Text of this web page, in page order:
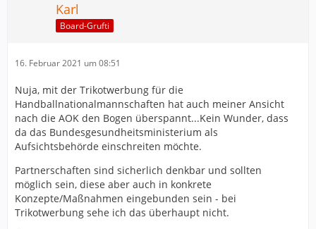
Karl
Board-Grufti
16. Februar 2021 um 08:51
Nuja, mit der Trikotwerbung für die
Handballnationalmannschaften hat auch meiner Ansicht
nach die AOK den Bogen überspannt...Kein Wunder, dass
da das Bundesgesundheitsministerium als
Aufsichtsbehörde einschreiten möchte.
Partnerschaften sind sicherlich denkbar und sollten
möglich sein, diese aber auch in konkrete
Konzepte/Maßnahmen eingebunden sein - bei
Trikotwerbung sehe ich das überhaupt nicht.